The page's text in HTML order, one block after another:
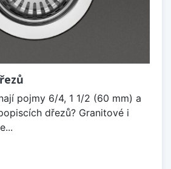
pojmy 6/4, 1 1/2 (60 mm) a
dřezů? Granitové i